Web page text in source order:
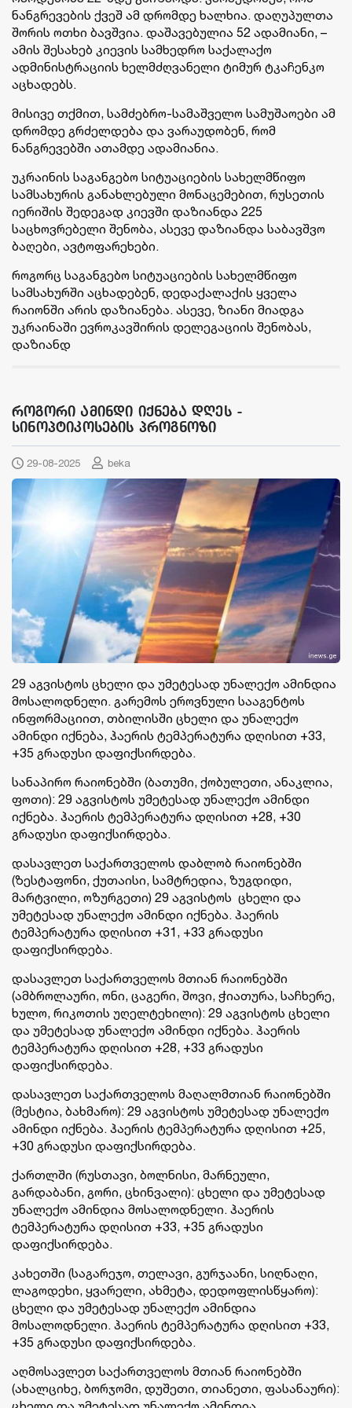
ნანგრევების ქვეშ ამ დრომდე ხალხია. დაღუპულთა
შორის ოთხი ბავშვია. დაშავებულია 52 ადამიანი, –
ამის შესახებ კიევის სამხედრო საქალაქო
ადმინისტრაციის ხელმძღვანელი ტიმურ ტკაჩენკო
აცხადებს.
მისივე თქმით, სამძებრო-სამაშველო სამუშაოები ამ
დრომდე გრძელდება და ვარაუდობენ, რომ
ნანგრევებში ათამდე ადამიანია.
უკრაინის საგანგებო სიტუაციების სახელმწიფო
სამსახურის განახლებული მონაცემებით, რუსეთის
იერიშის შედეგად კიევში დაზიანდა 225
საცხოვრებელი შენობა, ასევე დაზიანდა საბავშვო
ბაღები, ავტოფარეხები.
როგორც საგანგებო სიტუაციების სახელმწიფო
სამსახურში აცხადებენ, დედაქალაქის ყველა
რაიონში არის დაზიანება. ასევე, ზიანი მიადგა
უკრაინაში ევროკავშირის დელეგაციის შენობას,
დაზიანდ
როგორი ამინდი იქნება დღეს -
სინოპტიკოსების პროგნოზი
29-08-2025 beka
29 აგვისტოს ცხელი და უმეტესად უნალექო ამინდია
მოსალოდნელი. გარემოს ეროვნული სააგენტოს
ინფორმაციით, თბილისში ცხელი და უნალექო
ამინდი იქნება, ჰაერის ტემპერატურა დღისით +33,
+35 გრადუსი დაფიქსირდება.
სანაპირო რაიონებში (ბათუმი, ქობულეთი, ანაკლია,
ფოთი): 29 აგვისტოს უმეტესად უნალექო ამინდი
იქნება. ჰაერის ტემპერატურა დღისით +28, +30
გრადუსი დაფიქსირდება.
დასავლეთ საქართველოს დაბლობ რაიონებში
(ზესტაფონი, ქუთაისი, სამტრედია, ზუგდიდი,
მარტვილი, ოზურგეთი) 29 აგვისტოს ცხელი და
უმეტესად უნალექო ამინდი იქნება. ჰაერის
ტემპერატურა დღისით +31, +33 გრადუსი
დაფიქსირდება.
დასავლეთ საქართველოს მთიან რაიონებში
(ამბროლაური, ონი, ცაგერი, შოვი, ჭიათურა, საჩხერე,
ხულო, რიკოთის უღელტეხილი): 29 აგვისტოს ცხელი
და უმეტესად უნალექო ამინდი იქნება. ჰაერის
ტემპერატურა დღისით +28, +33 გრადუსი
დაფიქსირდება.
დასავლეთ საქართველოს მაღალმთიან რაიონებში
(მესტია, ბახმარო): 29 აგვისტოს უმეტესად უნალექო
ამინდი იქნება. ჰაერის ტემპერატურა დღისით +25,
+30 გრადუსი დაფიქსირდება.
ქართლში (რუსთავი, ბოლნისი, მარნეული,
გარდაბანი, გორი, ცხინვალი): ცხელი და უმეტესად
უნალექო ამინდია მოსალოდნელი. ჰაერის
ტემპერატურა დღისით +33, +35 გრადუსი
დაფიქსირდება.
კახეთში (საგარეჯო, თელავი, გურჯაანი, სიღნაღი,
ლაგოდეხი, ყვარელი, ახმეტა, დედოფლისწყარო):
ცხელი და უმეტესად უნალექო ამინდია
მოსალოდნელი. ჰაერის ტემპერატურა დღისით +33,
+35 გრადუსი დაფიქსირდება.
აღმოსავლეთ საქართველოს მთიან რაიონებში
(ახალციხე, ბორჯომი, დუშეთი, თიანეთი, ფასანაური):